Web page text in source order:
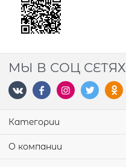
МЫ В СОЦ СЕТЯХ
Категории
О компании